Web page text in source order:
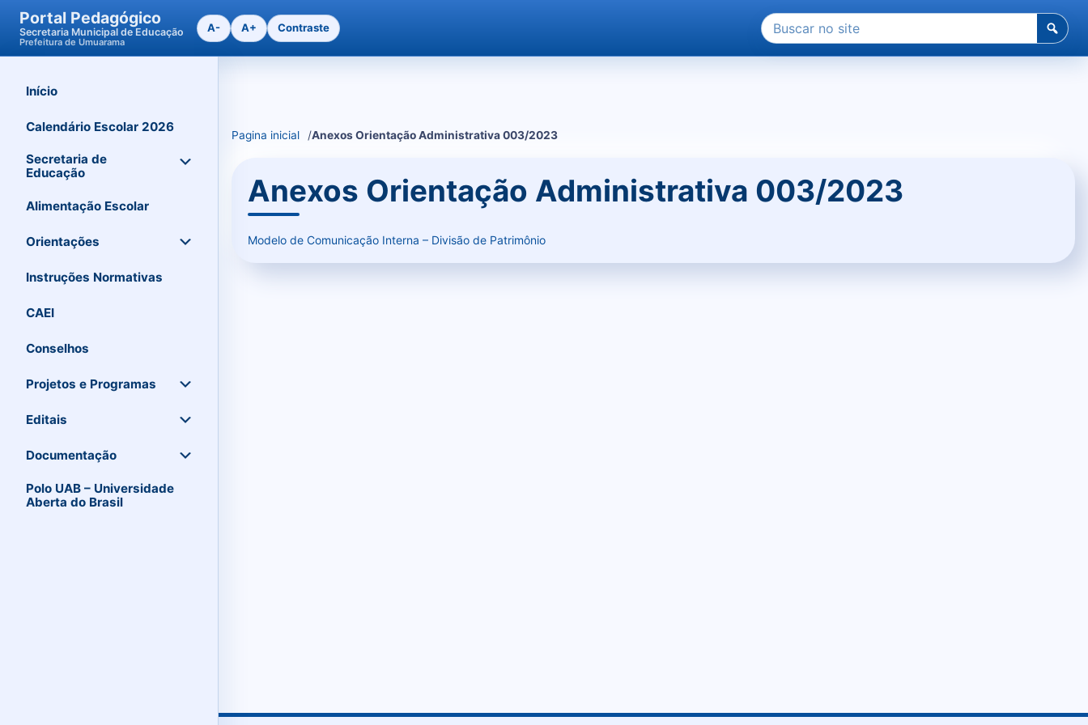
Portal Pedagógico
Secretaria Municipal de Educação
Prefeitura de Umuarama
A- A+ Contraste
Pesquisar
por:
Início
Calendário Escolar 2026
Secretaria de
Educação
Alimentação Escolar
Orientações
Instruções Normativas
CAEI
Conselhos
Projetos e Programas
Editais
Documentação
Polo UAB – Universidade
Aberta do Brasil
Pagina inicial Anexos Orientação Administrativa 003/2023
Anexos Orientação Administrativa 003/2023
Modelo de Comunicação Interna – Divisão de Patrimônio